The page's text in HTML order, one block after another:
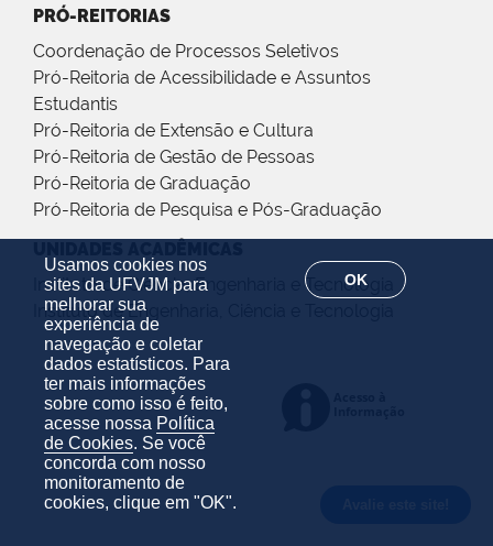
Usamos cookies nos
sites da UFVJM para
melhorar sua
experiência de
navegação e coletar
dados estatísticos. Para
ter mais informações
sobre como isso é feito,
acesse nossa Política
de Cookies. Se você
concorda com nosso
monitoramento de
cookies, clique em "OK".
OK
PRÓ-REITORIAS
Coordenação de Processos Seletivos
Pró-Reitoria de Acessibilidade e Assuntos
Estudantis
Pró-Reitoria de Extensão e Cultura
Pró-Reitoria de Gestão de Pessoas
Pró-Reitoria de Graduação
Pró-Reitoria de Pesquisa e Pós-Graduação
Instituto de Ciência, Engenharia e Tecnologia
Instituto de Engenharia, Ciência e Tecnologia